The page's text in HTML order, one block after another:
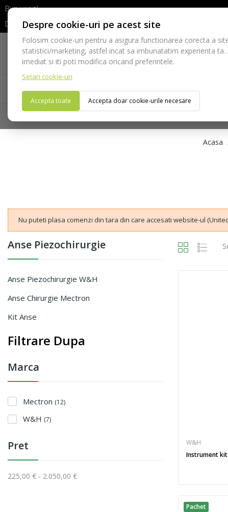
Despre cookie-uri pe acest site
Folosim cookie-uri pentru a asigura functionarea corecta a
statistici/marketing, astfel incat sa imbunatatim experienta ta.
imediat si iti poti modifica oricand preferintele.
Setari cookie-uri
Accepta toate Accepta doar cookie-urile necesare
Bun venit!
Dupa efectuarea comenzii va rugam sa asteptati confirmarea
Telefon:
021-528 03 23
Acasa Consumabile Echipamente
Acasa
Nu puteti plasa comenzi din tara din care accesati website-ul
Anse Piezochirurgie
Anse Piezochirurgie W&H
Anse Chirurgie Mectron
Kit Anse
Filtrare Dupa
Marca
Mectron (12)
W&H (7)
Pret
225,00 € - 2.050,00 €
W&H
Instrument kit
Pachet